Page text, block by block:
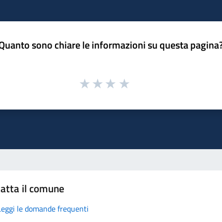
sono chiare le informazioni su questa
il comune
le domande frequenti